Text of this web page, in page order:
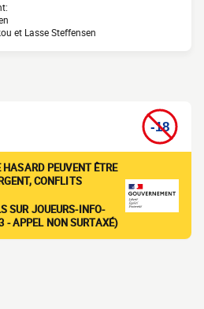
et Lasse Steffensen
PEUVENT ÊTRE
CONFLITS
SUR JOUEURS-INFO-
- APPEL NON SURTAXÉ)